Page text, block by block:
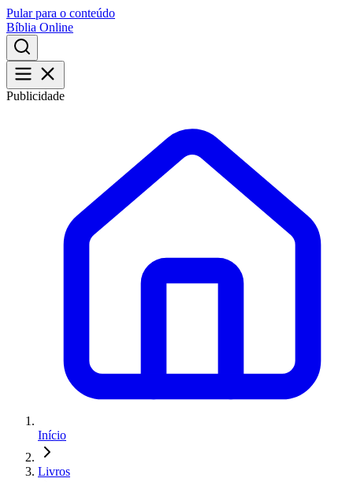
Pular para o conteúdo
Bíblia Online
Publicidade
Início
Livros